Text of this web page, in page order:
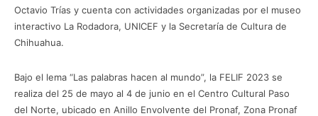
Octavio Trías y cuenta con actividades organizadas por el museo
interactivo La Rodadora, UNICEF y la Secretaría de Cultura de
Chihuahua.
Bajo el lema “Las palabras hacen al mundo”, la FELIF 2023 se
realiza del 25 de mayo al 4 de junio en el Centro Cultural Paso
del Norte, ubicado en Anillo Envolvente del Pronaf, Zona Pronaf